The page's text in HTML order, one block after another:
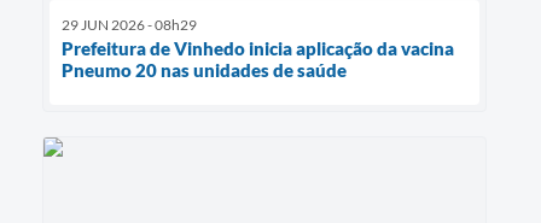
29 JUN 2026 - 08h29
Prefeitura de Vinhedo inicia aplicação da vacina
Pneumo 20 nas unidades de saúde